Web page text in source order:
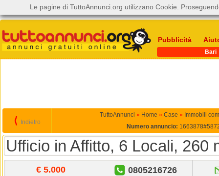
Pubblicità
Bari
⟨ Indietro
TuttoAnnunci » Home » Case » Immobili
Numero annuncio:
Ufficio in Affitto, 6 Locali, 260
€ 5.000 0805216726
Le pagine di TuttoAnnunci.org utilizzano Cookie.